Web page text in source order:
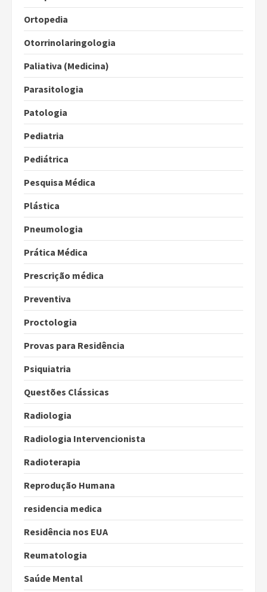
Ortopedia
Otorrinolaringologia
Paliativa (Medicina)
Parasitologia
Patologia
Pediatria
Pediátrica
Pesquisa Médica
Plástica
Pneumologia
Prática Médica
Prescrição médica
Preventiva
Proctologia
Provas para Residência
Psiquiatria
Questões Clássicas
Radiologia
Radiologia Intervencionista
Radioterapia
Reprodução Humana
residencia medica
Residência nos EUA
Reumatologia
Saúde Mental